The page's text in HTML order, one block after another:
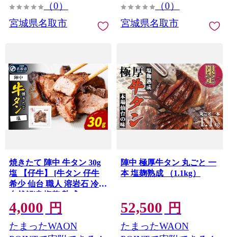
（0）
宮城県名取市
（0）
宮城県名取市
焼きたて 陣中 牛タン 30g
塩 【仔牛】 [牛タン 仔牛
希少 仙台 職人 溶岩石 冷凍
自然解凍 塩麹 熟成]
4,000 円
たまったWAON
陣中 極厚牛タン 丸ごと 一
本 塩麹熟成 （1.1kg）
52,500 円
たまったWAON